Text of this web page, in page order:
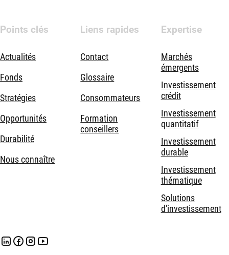
Points clés
Actualités
Fonds
Stratégies
Opportunités
Durabilité
Nous connaître
Liens rapides
Contact
Glossaire
Consommateurs
Formation
conseillers
Expertise
Marchés
émergents
Investissement
crédit
Investissement
quantitatif
Investissement
durable
Investissement
thématique
Solutions
d'investissement